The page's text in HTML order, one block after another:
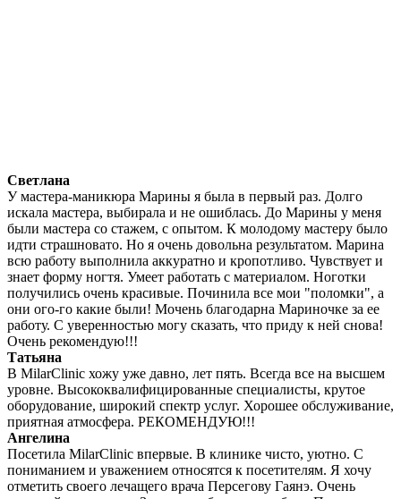
Светлана
У мастера-маникюра Марины я была в первый раз. Долго
искала мастера, выбирала и не ошиблась. До Марины у меня
были мастера со стажем, с опытом. К молодому мастеру было
идти страшновато. Но я очень довольна результатом. Марина
всю работу выполнила аккуратно и кропотливо. Чувствует и
знает форму ногтя. Умеет работать с материалом. Ноготки
получились очень красивые. Починила все мои "поломки", а
они ого-го какие были! Мочень благодарна Мариночке за ее
работу. С уверенностью могу сказать, что приду к ней снова!
Очень рекомендую!!!
Татьяна
В MilarClinic хожу уже давно, лет пять. Всегда все на высшем
уровне. Высококвалифицированные специалисты, крутое
оборудование, широкий спектр услуг. Хорошее обслуживание,
приятная атмосфера. РЕКОМЕНДУЮ!!!
Ангелина
Посетила MilarClinic впервые. В клинике чисто, уютно. С
пониманием и уважением относятся к посетителям. Я хочу
отметить своего лечащего врача Персегову Гаянэ. Очень